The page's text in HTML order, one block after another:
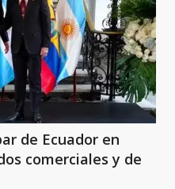
de Ecuador en
comerciales y de